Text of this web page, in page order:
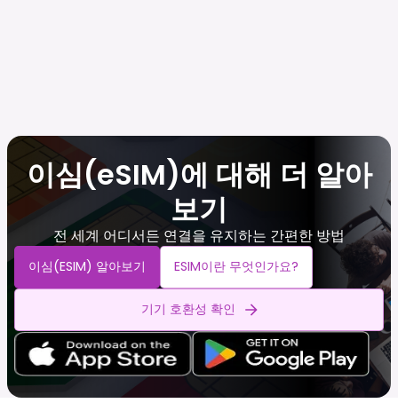
이심(eSIM)에 대해 더 알아
보기
전 세계 어디서든 연결을 유지하는 간편한 방법
이심(eSIM) 알아보기 ESIM이란 무엇인가요?
기기 호환성 확인